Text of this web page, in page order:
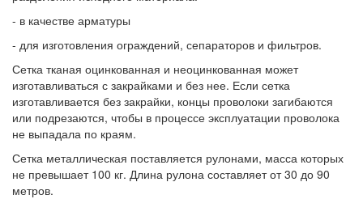
- в качестве арматуры
- для изготовления ограждений, сепараторов и фильтров.
Сетка тканая оцинкованная и неоцинкованная может
изготавливаться с закрайками и без нее. Если сетка
изготавливается без закрайки, концы проволоки загибаются
или подрезаются, чтобы в процессе эксплуатации проволока
не выпадала по краям.
Сетка металлическая поставляется рулонами, масса которых
не превышает 100 кг. Длина рулона составляет от 30 до 90
метров.